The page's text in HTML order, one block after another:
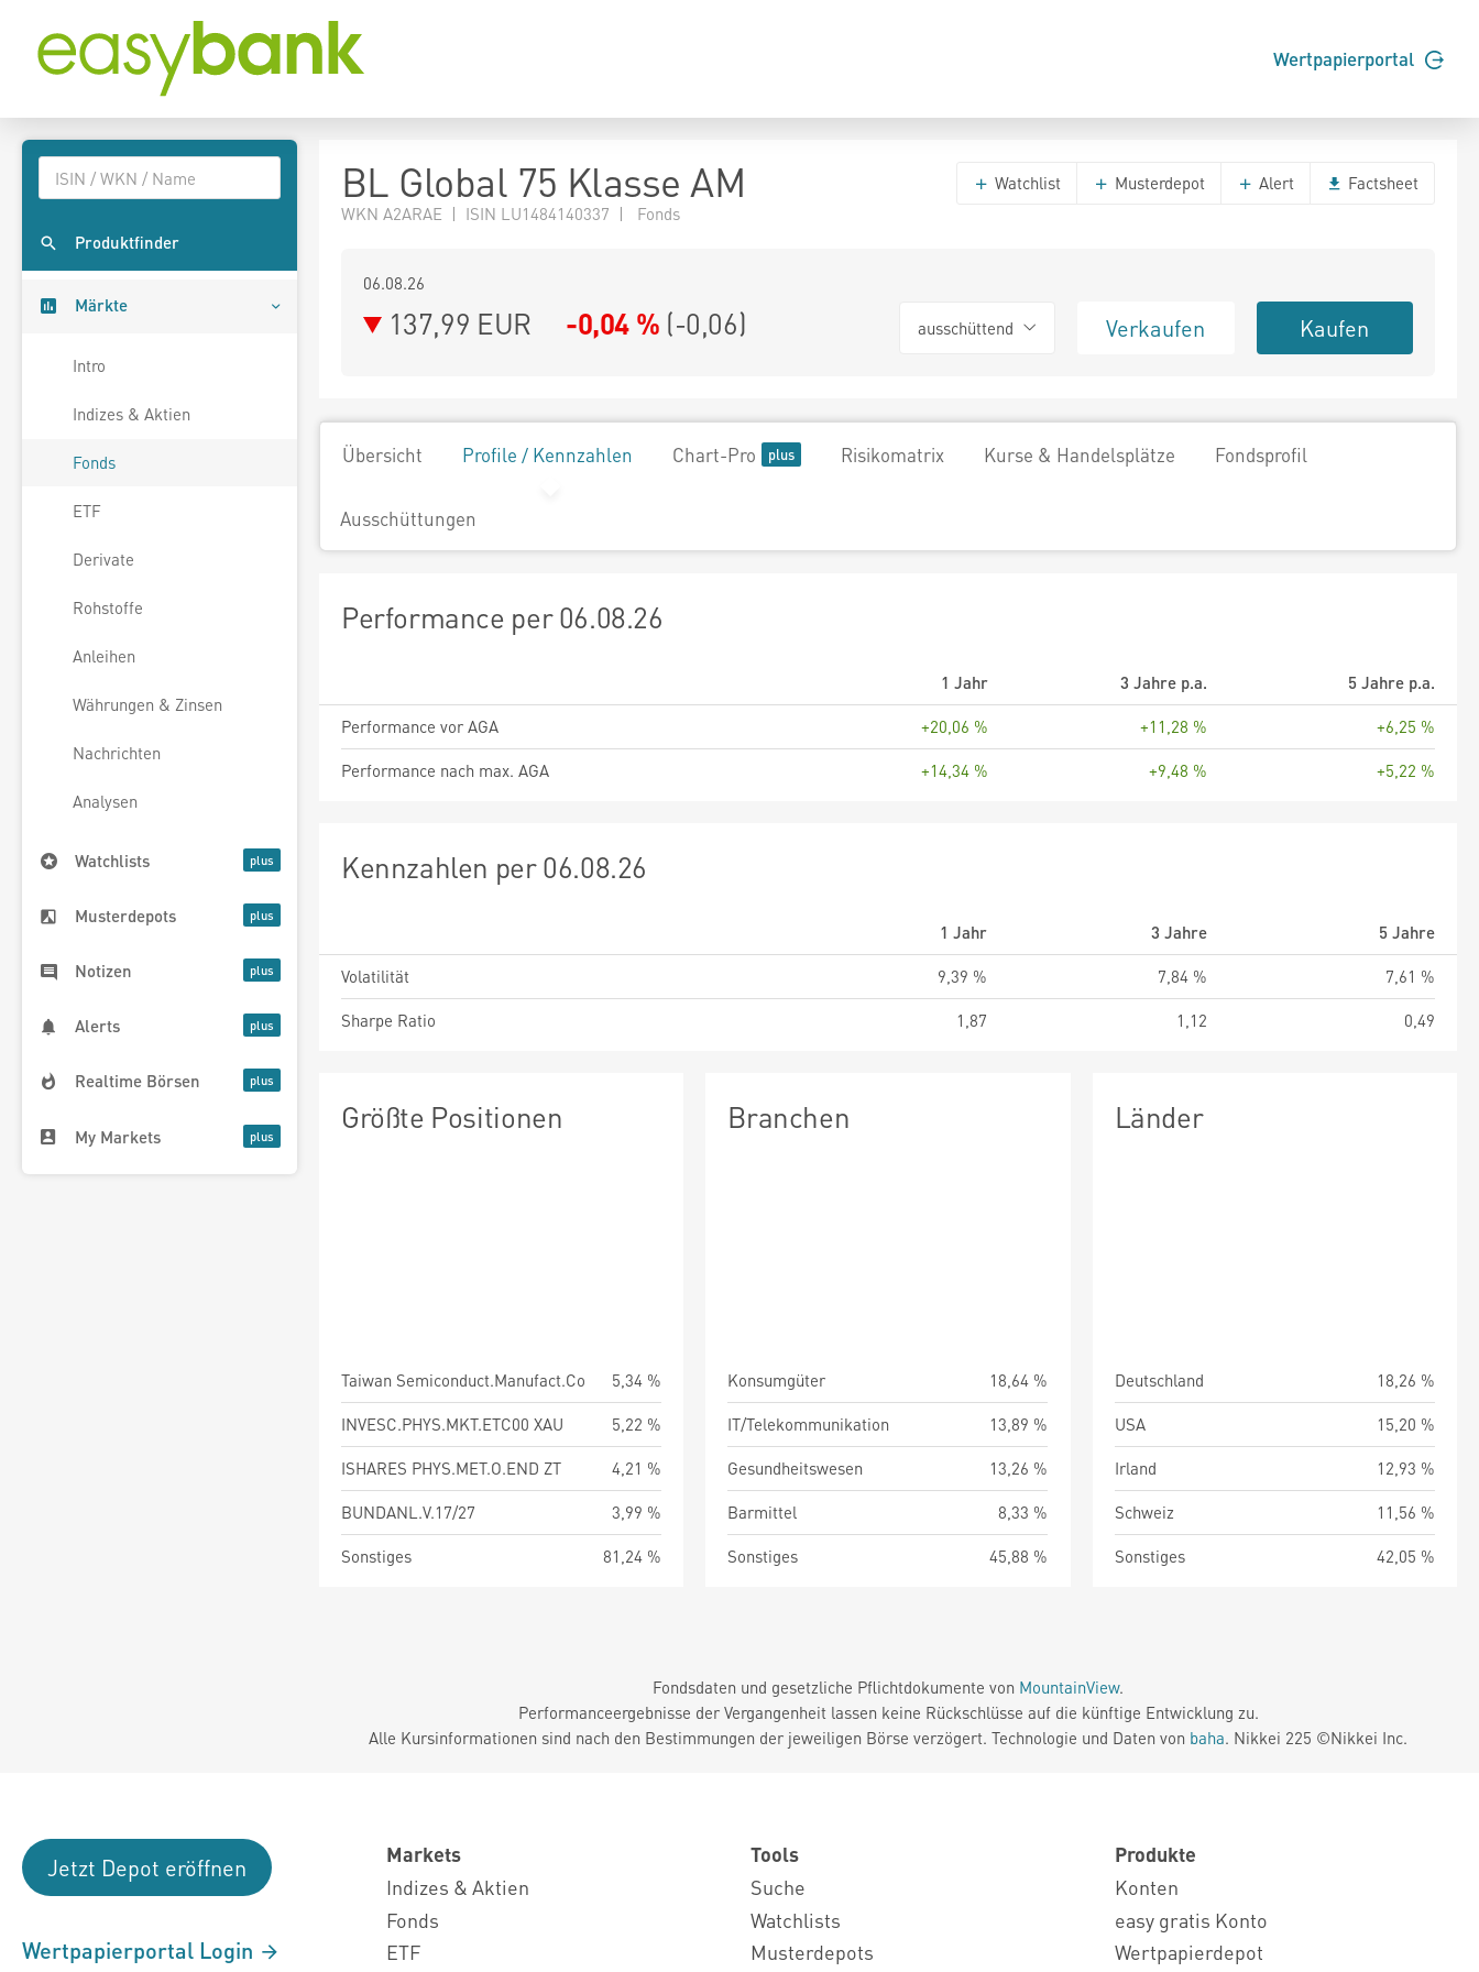
Wertpapierportal
Produktfinder
Märkte
Intro
Indizes & Aktien
Fonds
ETF
Derivate
Rohstoffe
Anleihen
Währungen & Zinsen
Nachrichten
Analysen
Watchlists
Musterdepots
Notizen
Alerts
Realtime Börsen
My Markets
BL Global 75 Klasse AM
WKN A2ARAE | ISIN LU1484140337 | Fonds
Watchlist Musterdepot Alert Factsheet
06.08.26
137,99 EUR -0,04 % (-0,06) ausschüttend Verkaufen Kaufen
Übersicht Profile / Kennzahlen Chart-Pro Risikomatrix Kurse & Handelsplätze Fondsprofil
Ausschüttungen
Performance per 06.08.26
1 Jahr 3 Jahre p.a.
5 Jahre p.a.
Performance vor AGA
+20,06 % +11,28 %
+6,25 %
Performance nach max. AGA
+14,34 % +9,48 % +5,22 %
Kennzahlen per 06.08.26
1 Jahr 3 Jahre
5 Jahre
Volatilität
9,39 % 7,84 %
7,61 %
Sharpe Ratio
1,87 1,12 0,49
Größte Positionen
Taiwan Semiconduct.Manufact.Co
5,34 %
INVESC.PHYS.MKT.ETC00 XAU
5,22 %
ISHARES PHYS.MET.O.END ZT
4,21 %
BUNDANL.V.17/27
3,99 %
Sonstiges
81,24 %
Branchen
Konsumgüter
18,64 %
IT/Telekommunikation
13,89 %
Gesundheitswesen
13,26 %
Barmittel
8,33 %
Sonstiges
45,88 %
Länder
Deutschland
18,26 %
USA
15,20 %
Irland
12,93 %
Schweiz
11,56 %
Sonstiges
42,05 %
Fondsdaten und gesetzliche Pflichtdokumente von MountainView.
Performanceergebnisse der Vergangenheit lassen keine Rückschlüsse auf die künftige Entwicklung zu.
Alle Kursinformationen sind nach den Bestimmungen der jeweiligen Börse verzögert. Technologie und Daten von baha. Nikkei 225 ©Nikkei Inc.
Jetzt Depot eröffnen
Wertpapierportal Login
Markets
Indizes & Aktien
Fonds
ETF
Tools
Suche
Watchlists
Musterdepots
Produkte
Konten
easy gratis Konto
Wertpapierdepot